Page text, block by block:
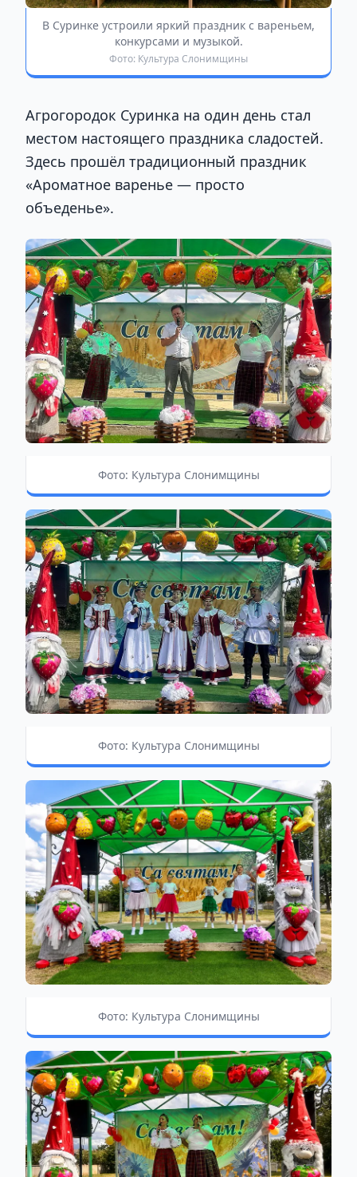
В Суринке устроили яркий праздник с вареньем,
конкурсами и музыкой.
Фото: Культура Слонимщины
Агрогородок Суринка на один день стал
местом настоящего праздника сладостей.
Здесь прошёл традиционный праздник
«Ароматное варенье — просто
объеденье».
Фото: Культура Слонимщины
Фото: Культура Слонимщины
Фото: Культура Слонимщины